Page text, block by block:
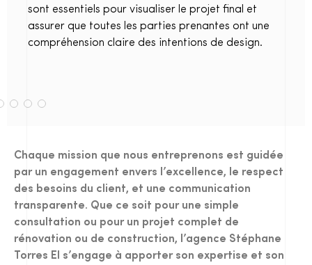
sont essentiels pour visualiser le projet final et
assurer que toutes les parties prenantes ont une
compréhension claire des intentions de design.
Chaque mission que nous entreprenons est guidée
par un engagement envers l’excellence, le respect
des besoins du client, et une communication
transparente. Que ce soit pour une simple
consultation ou pour un projet complet de
rénovation ou de construction, l’agence Stéphane
Torres EI s’engage à apporter son expertise et son